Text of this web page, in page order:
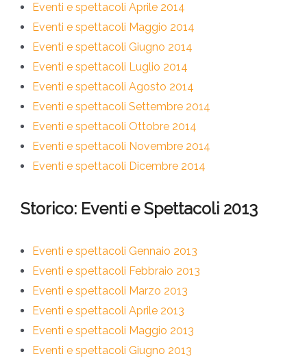
Eventi e spettacoli Aprile 2014
Eventi e spettacoli Maggio 2014
Eventi e spettacoli Giugno 2014
Eventi e spettacoli Luglio 2014
Eventi e spettacoli Agosto 2014
Eventi e spettacoli Settembre 2014
Eventi e spettacoli Ottobre 2014
Eventi e spettacoli Novembre 2014
Eventi e spettacoli Dicembre 2014
Storico: Eventi e Spettacoli 2013
Eventi e spettacoli Gennaio 2013
Eventi e spettacoli Febbraio 2013
Eventi e spettacoli Marzo 2013
Eventi e spettacoli Aprile 2013
Eventi e spettacoli Maggio 2013
Eventi e spettacoli Giugno 2013